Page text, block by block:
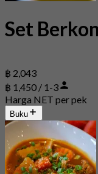
Set
฿ 2,043
฿ 1,450 / 1-3
Harga NET per pek
Buku